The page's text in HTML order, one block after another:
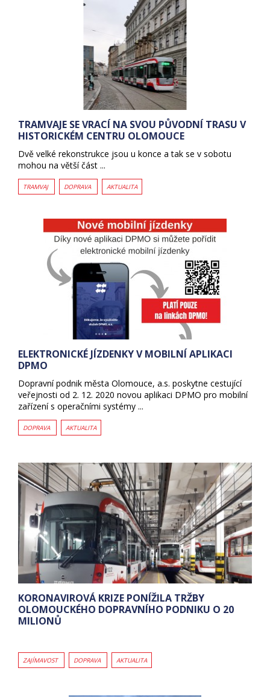
TRAMVAJE SE VRACÍ NA SVOU PŮVODNÍ TRASU V
HISTORICKÉM CENTRU OLOMOUCE
Dvě velké rekonstrukce jsou u konce a tak se v sobotu
mohou na větší část ...
TRAMVAJ DOPRAVA AKTUALITA
ELEKTRONICKÉ JÍZDENKY V MOBILNÍ APLIKACI
DPMO
Dopravní podnik města Olomouce, a.s. poskytne cestující
veřejnosti od 2. 12. 2020 novou aplikaci DPMO pro mobilní
zařízení s operačními systémy ...
DOPRAVA AKTUALITA
KORONAVIROVÁ KRIZE PONÍŽILA TRŽBY
OLOMOUCKÉHO DOPRAVNÍHO PODNIKU O 20
MILIONŮ
ZAJÍMAVOST DOPRAVA AKTUALITA